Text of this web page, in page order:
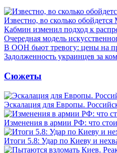
Известно, во сколько
Кабмин изменил подход к
Очередная модель
В ООН бьют тревогу: цены на
Задолженность украинцев за
Сюжеты
Эскалация для Европы.
Изменения в армии РФ: что
Итоги 5.8: Удар по Киеву и